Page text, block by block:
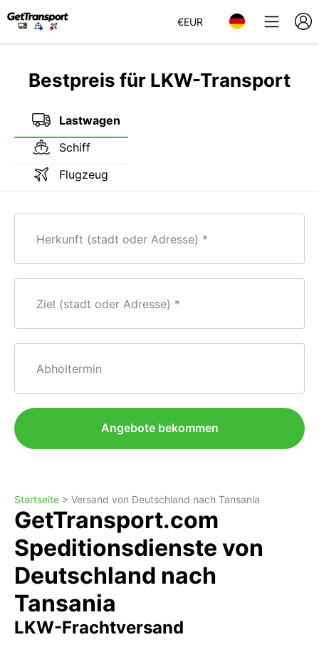
€EUR
Bestpreis für LKW-Transport
Lastwagen
Schiff
Flugzeug
Herkunft (stadt oder Adresse)
Ziel (stadt oder Adresse)
Abholtermin
Angebote bekommen
Startseite > Versand von Deutschland nach Tansania
GetTransport.com
Speditionsdienste von
Deutschland nach
Tansania
LKW-Frachtversand